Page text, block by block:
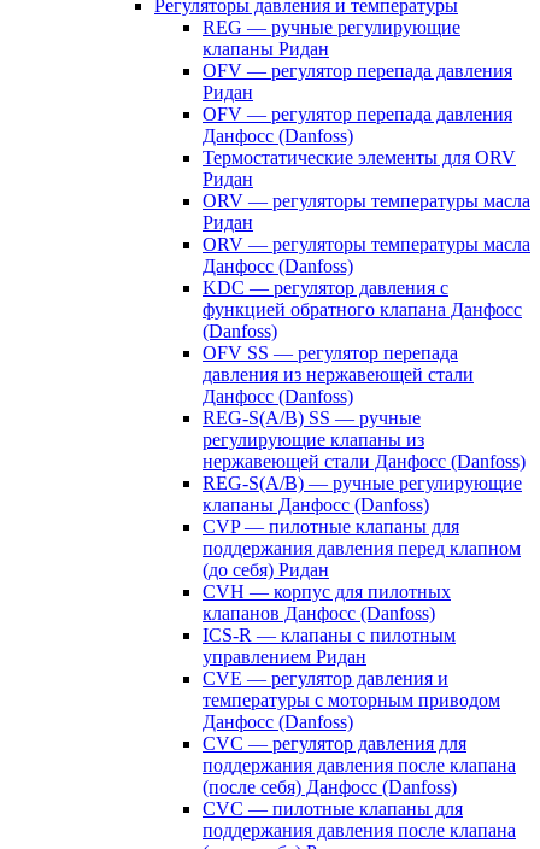
Регуляторы давления и температуры
REG — ручные регулирующие
клапаны Ридан
OFV — регулятор перепада давления
Ридан
OFV — регулятор перепада давления
Данфосс (Danfoss)
Термостатические элементы для ORV
Ридан
ORV — регуляторы температуры масла
Ридан
ORV — регуляторы температуры масла
Данфосс (Danfoss)
KDC — регулятор давления с
функцией обратного клапана Данфосс
(Danfoss)
OFV SS — регулятор перепада
давления из нержавеющей стали
Данфосс (Danfoss)
REG-S(A/B) SS — ручные
регулирующие клапаны из
нержавеющей стали Данфосс (Danfoss)
REG-S(A/B) — ручные регулирующие
клапаны Данфосс (Danfoss)
CVP — пилотные клапаны для
поддержания давления перед клапном
(до себя) Ридан
CVH — корпус для пилотных
клапанов Данфосс (Danfoss)
ICS-R — клапаны с пилотным
управлением Ридан
CVE — регулятор давления и
температуры с моторным приводом
Данфосс (Danfoss)
CVС — регулятор давления для
поддержания давления после клапана
(после себя) Данфосс (Danfoss)
CVС — пилотные клапаны для
поддержания давления после клапана